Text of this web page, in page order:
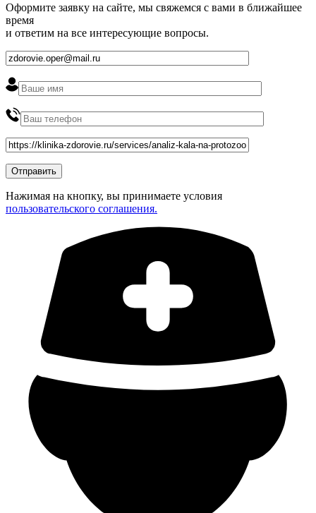
Оформите заявку на сайте, мы свяжемся с вами в ближайшее
время
и ответим на все интересующие вопросы.
Нажимая на кнопку, вы принимаете условия
пользовательского соглашения.